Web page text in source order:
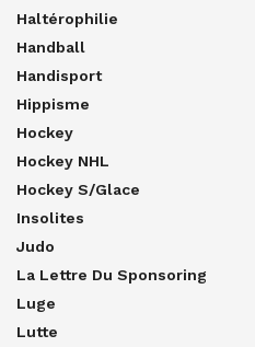
Haltérophilie
Handball
Handisport
Hippisme
Hockey
Hockey NHL
Hockey S/glace
Insolites
Judo
La Lettre Du Sponsoring
Luge
Lutte